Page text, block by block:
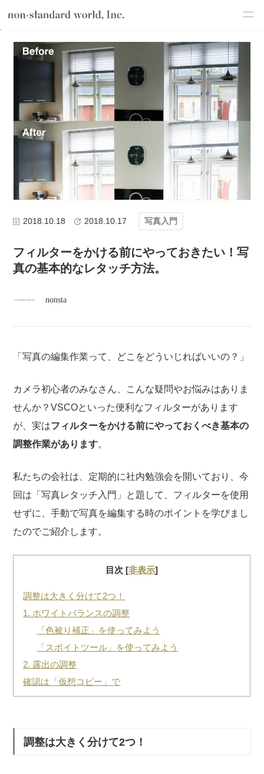
about
csr
service
flow
shop
blog
recruit
atelier
ブログ デザイン 写真入門 フィルターをかける前にや
2018.10.18 2018.10.17 写真入門
フィルターをかける前にやっておきたい！写
真の基本的なレタッチ方法。
nonsta
「写真の編集作業って、どこをどういじればいいの？」
カメラ初心者のみなさん、こんな疑問やお悩みはありま
せんか？VSCOといった便利なフィルターがあります
が、実はフィルターをかける前にやっておくべき基本の
調整作業があります。
私たちの会社は、定期的に社内勉強会を開いており、今
回は「写真レタッチ入門」と題して、フィルターを使用
せずに、手動で写真を編集する時のポイントを学びまし
たのでご紹介します。
目次[非表示]
調整は大きく分けて2つ！
1. ホワイトバランスの調整
「色被り補正」を使ってみよう
「スポイトツール」を使ってみよう
2. 露出の調整
確認は「仮想コピー」で
調整は大きく分けて2つ！